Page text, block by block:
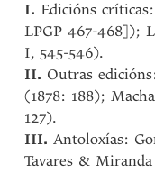
I.Edicións
LPGP 467-468]);
I, 545-546).
II. Outras
(1878: 188);
127).
III.Antoloxías:
Tavares &